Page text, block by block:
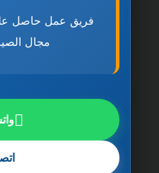
بواسطة
شركة تركيب وصيانة
شركة تركيب وصيانة
الأساسية لكل منزل
فريق عمل حاصل
مجال